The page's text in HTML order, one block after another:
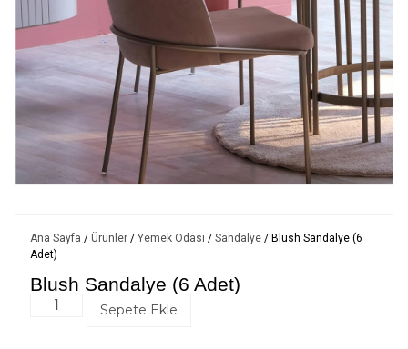
Ana Sayfa / Ürünler / Yemek Odası / Sandalye / Blush Sandalye (6
Adet)
Blush Sandalye (6 Adet)
Sepete Ekle